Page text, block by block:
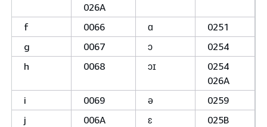
026A
f 0066 ɑ
0251
g
0067 ɔ
0254
h
0068 ɔɪ
0254
026A
i
0069 ə
0259
j
006A ɛ 025B